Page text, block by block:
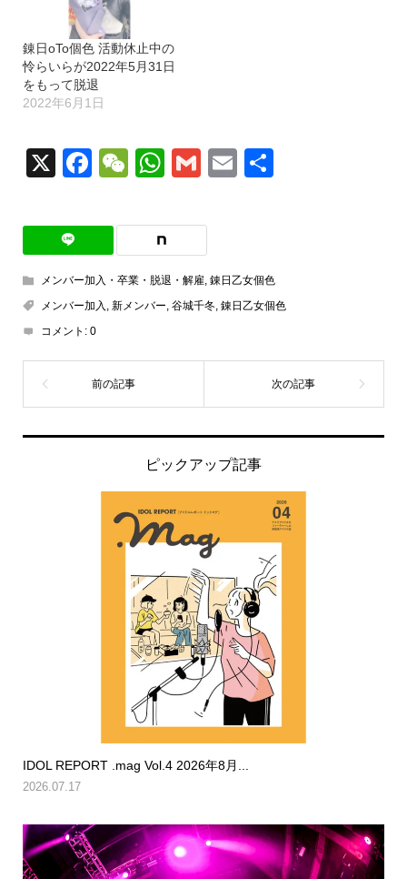
錬日oTo個色 活動休止中の
怜らいらが2022年5月31日
をもって脱退
2022年6月1日
X Facebook
WeChat
WhatsApp
GmailEmail
メンバー加入・卒業・脱退・解雇, 錬日乙女個色
メンバー加入 , 新メンバー, 谷城千冬, 錬日乙女個色
コメント: 0
ピックアップ記事
IDOL REPORT .mag Vol.4 2026年8月...
2026.07.17